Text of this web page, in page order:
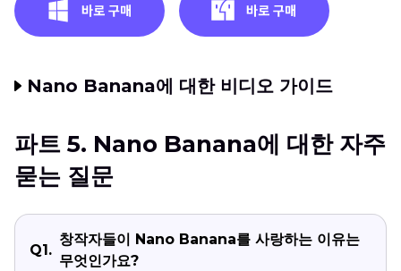
Nano Banana에 대한 비디오 가이드
파트 5. Nano Banana에 대한 자주
묻는 질문
Q1.
창작자들이 Nano Banana를 사랑하는 이유는
무엇인가요?